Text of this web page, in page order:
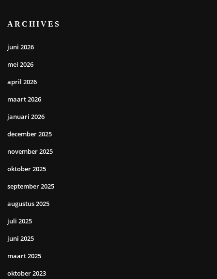
ARCHIVES
juni 2026
mei 2026
april 2026
maart 2026
januari 2026
december 2025
november 2025
oktober 2025
september 2025
augustus 2025
juli 2025
juni 2025
maart 2025
oktober 2023